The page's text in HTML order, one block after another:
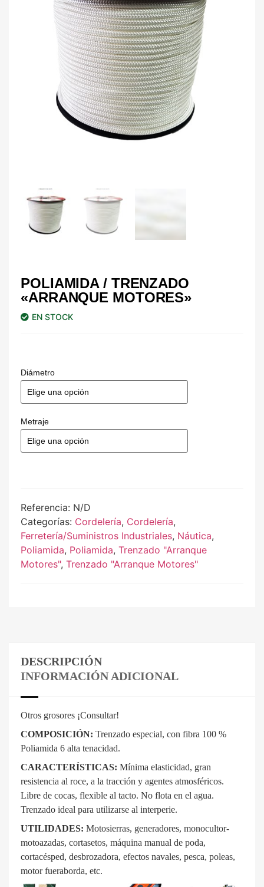
POLIAMIDA / TRENZADO
«ARRANQUE MOTORES»
EN STOCK
Diámetro
Metraje
Referencia: N/D
Categorías: Cordelería, Cordelería,
Ferretería/Suministros Industriales, Náutica,
Poliamida, Poliamida, Trenzado "Arranque
Motores", Trenzado "Arranque Motores"
DESCRIPCIÓN
INFORMACIÓN ADICIONAL
Otros grosores ¡Consultar!
COMPOSICIÓN: Trenzado especial, con fibra 100 %
Poliamida 6 alta tenacidad.
CARACTERÍSTICAS: Mínima elasticidad, gran
resistencia al roce, a la tracción y agentes atmosféricos.
Libre de cocas, flexible al tacto. No flota en el agua.
Trenzado ideal para utilizarse al interperie.
UTILIDADES: Motosierras, generadores, monocultor-
motoazadas, cortasetos, máquina manual de poda,
cortacésped, desbrozadora, efectos navales, pesca, poleas,
motor fueraborda, etc.